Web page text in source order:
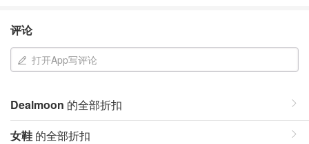
评论
打开App写评论
Dealmoon 的全部折扣
女鞋 的全部折扣